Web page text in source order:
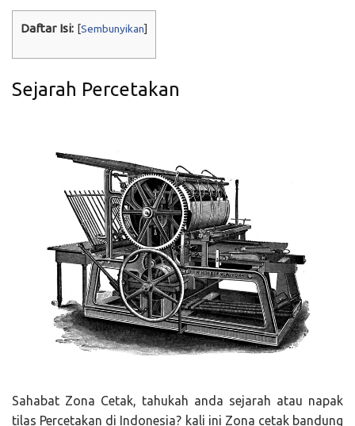
Daftar Isi: [Sembunyikan]
Sejarah Percetakan
Sahabat Zona Cetak, tahukah anda sejarah atau napak
tilas Percetakan di Indonesia? kali ini Zona cetak bandung